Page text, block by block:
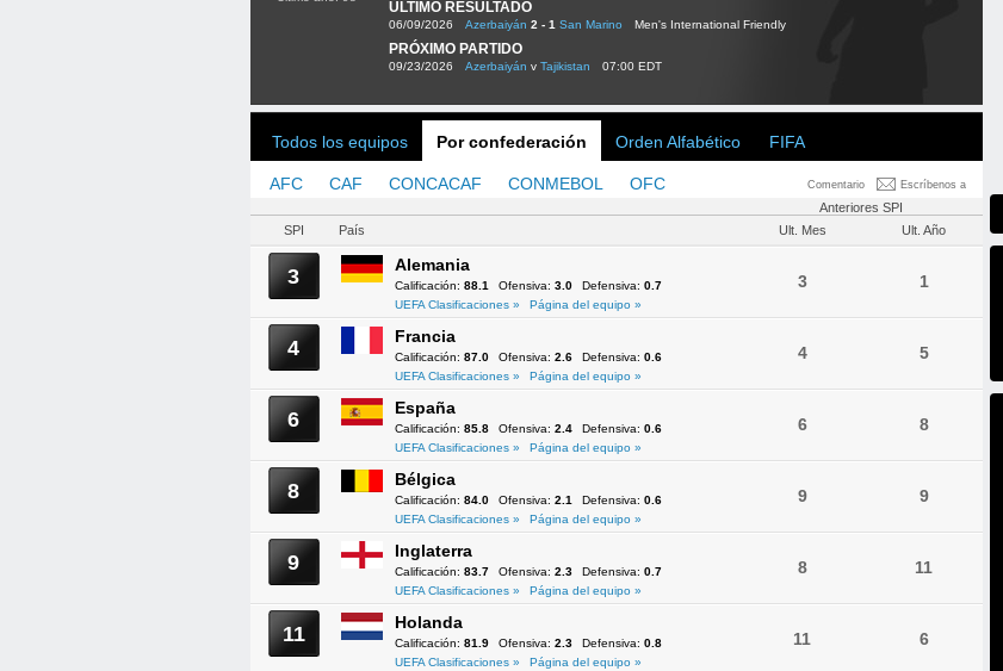
ÚLTIMO RESULTADO
06/09/2026 Azerbaiyán 2 - 1 San Marino Men's International Friendly
PRÓXIMO PARTIDO
09/23/2026 Azerbaiyán v Tajikistan 07:00 EDT
Todos los equipos Por confederación Orden Alfabético FIFA
Comentario Escríbenos a
AFC CAF CONCACAF CONMEBOL OFC
Anteriores SPI
SPI
País Ult. Mes Ult. Año
3 Alemania
Calificación: 88.1 Ofensiva: 3.0 Defensiva: 0.7
UEFA Clasificaciones »
Página del equipo »
3 1
4 Francia
Calificación: 87.0 Ofensiva: 2.6 Defensiva: 0.6
UEFA Clasificaciones »
Página del equipo »
4 5
6 España
Calificación: 85.8 Ofensiva: 2.4 Defensiva: 0.6
UEFA Clasificaciones »
Página del equipo »
6 8
8 Bélgica
Calificación: 84.0 Ofensiva: 2.1 Defensiva: 0.6
UEFA Clasificaciones »
Página del equipo »
9 9
9 Inglaterra
Calificación: 83.7 Ofensiva: 2.3 Defensiva: 0.7
UEFA Clasificaciones »
Página del equipo »
8 11
11 Holanda
Calificación: 81.9 Ofensiva: 2.3 Defensiva: 0.8
UEFA Clasificaciones »
Página del equipo »
11 6